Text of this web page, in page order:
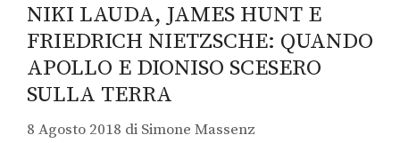
NIKI LAUDA, JAMES HUNT E
FRIEDRICH NIETZSCHE: QUANDO
APOLLO E DIONISO SCESERO
SULLA TERRA
8 Agosto 2018 di Simone Massenz